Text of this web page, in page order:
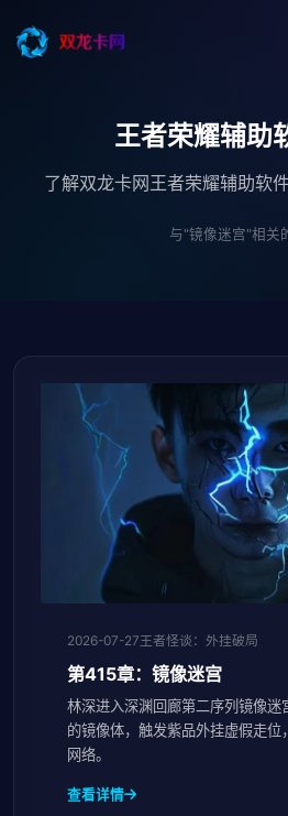
王者荣耀辅助
了解双龙卡网王者荣耀辅助软
与"镜像迷宫"相关
2026-07-27王者怪谈：外挂破局
第415章：镜像迷宫
林深进入深渊回廊第二序列镜像迷
的镜像体，触发紫品外挂虚假走位
网络。
查看详情